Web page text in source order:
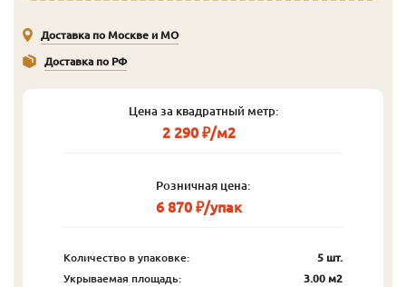
Доставка по Москве и МО
Доставка по РФ
Цена за квадратный метр:
2 290 ₽/м2
Розничная цена:
6 870 ₽/упак
Количество в упаковке:
5 шт.
Укрываемая площадь:
3.00 м2